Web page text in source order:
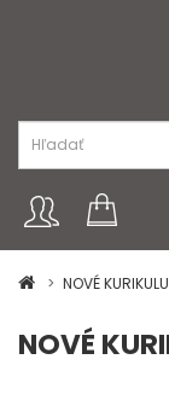
NOVÉ
NOVÉ